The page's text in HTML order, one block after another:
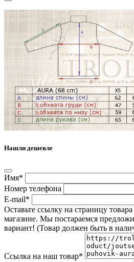
Нашли дешевле
Имя*
Номер телефона
E-mail*
Оставьте ссылку на страницу
магазине. Мы постараемся
вариант! (Товар должен быть в
Ссылка на наш товар*